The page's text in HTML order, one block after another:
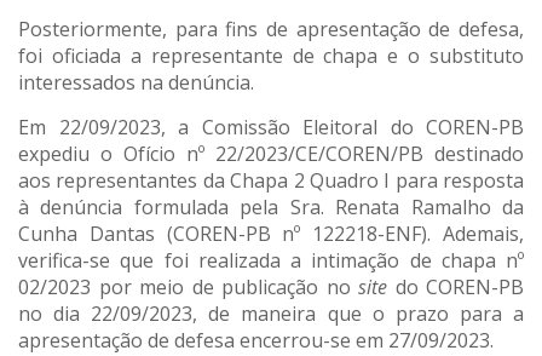
Posteriormente, para fins de apresentação de defesa,
foi oficiada a representante de chapa e o substituto
interessados na denúncia.
Em 22/09/2023, a Comissão Eleitoral do COREN-PB
expediu o Ofício nº 22/2023/CE/COREN/PB destinado
aos representantes da Chapa 2 Quadro I para resposta
à denúncia formulada pela Sra. Renata Ramalho da
Cunha Dantas (COREN-PB nº 122218-ENF). Ademais,
verifica-se que foi realizada a intimação de chapa nº
02/2023 por meio de publicação no site do COREN-PB
no dia 22/09/2023, de maneira que o prazo para a
apresentação de defesa encerrou-se em 27/09/2023.